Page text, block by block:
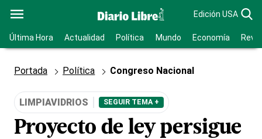
Edición USA
Última Hora Actualidad Política Mundo Economía
Portada Política Congreso Nacional
LIMPIAVIDRIOS SEGUIR TEMA +
Proyecto de ley persigue